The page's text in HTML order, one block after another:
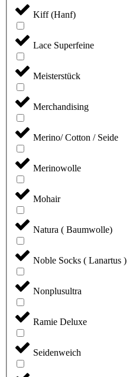
Kiff (Hanf)
Lace Superfeine
Meisterstück
Merchandising
Merino/ Cotton / Seide
Merinowolle
Mohair
Natura ( Baumwolle)
Noble Socks ( Lanartus )
Nonplusultra
Ramie Deluxe
Seidenweich